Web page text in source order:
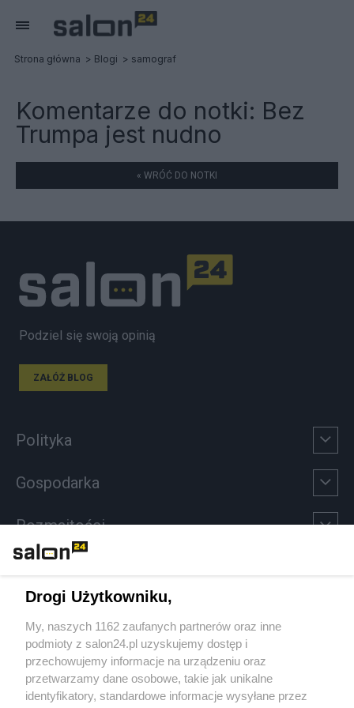
Strona główna Blogi samograf
Komentarze do notki: Bez
Trumpa jest nudno
« WRÓĆ DO NOTKI
Podziel się swoją opinią
ZAŁÓŻ BLOG
Polityka
Gospodarka
Rozmaitości
Sport
Społeczeństwo
Kultura
Drogi Użytkowniku,
My, naszych 1162 zaufanych partnerów oraz inne
podmioty z salon24.pl uzyskujemy dostęp i
przechowujemy informacje na urządzeniu oraz
przetwarzamy dane osobowe, takie jak unikalne
identyfikatory, standardowe informacje wysyłane przez